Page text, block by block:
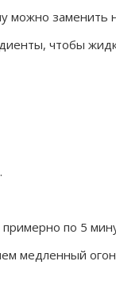
можно заменить
чтобы
по 5
медленный